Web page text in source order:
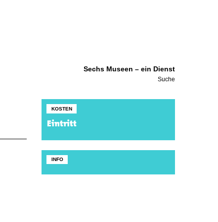
Sechs Museen – ein Dienst
Suche
KOSTEN
Eintritt
INFO